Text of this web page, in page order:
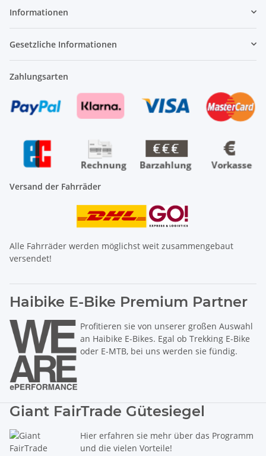
Informationen
Gesetzliche Informationen
Zahlungsarten
Versand der Fahrräder
Alle Fahrräder werden möglichst weit zusammengebaut
versendet!
Haibike E-Bike Premium Partner
Profitieren sie von unserer großen Auswahl
an Haibike E-Bikes. Egal ob Trekking E-Bike
oder E-MTB, bei uns werden sie fündig.
Giant FairTrade Gütesiegel
Hier erfahren sie mehr über das Programm
und die vielen Vorteile!